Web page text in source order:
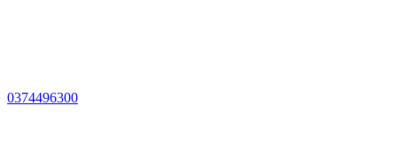
0374496300